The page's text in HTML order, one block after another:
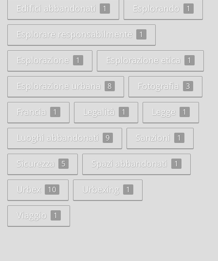
Edifici abbandonati 1 Esplorando 1
Esplorare responsabilmente 1
Esplorazione 1 Esplorazione etica 1
Esplorazione urbana 8 Fotografia 3
Francia 1 Legalità 1 Legge 1
Luoghi abbandonati 9 Sanzioni 1
Sicurezza 5 Spazi abbandonati 1
Urbex 10 Urbexing 1
Viaggio 1